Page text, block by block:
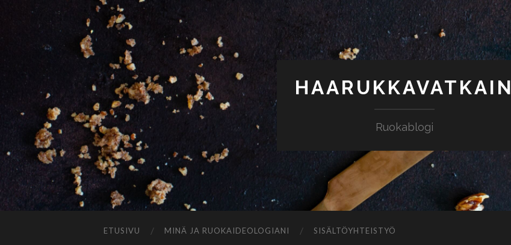
HAARUKKAVATKAIN
Ruokablogi
ETUSIVU MINÄ JA RUOKAIDEOLOGIANI SISÄLTÖYHTEISTYÖ